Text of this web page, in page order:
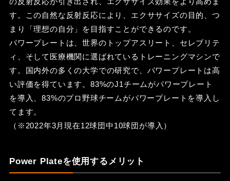
す。この自然な反射反応により、エクササイズの目的、つ
まり「理想の自分」を目指すことができるのです。
パワープレートは、世界のトップアスリート、セレブリテ
ィ、そして医療機関に選ばれているトレーニングマシンで
す。国内外の多くの大学での研究で、パワープレートは高
い評価を得ています。83%のJ1チームがパワープレート
を導入、83%のプロ野球チームがパワープレートを導入し
てます。
（※2022年3月現在12球団中10球団が導入）
Power Plateを使用するメリット